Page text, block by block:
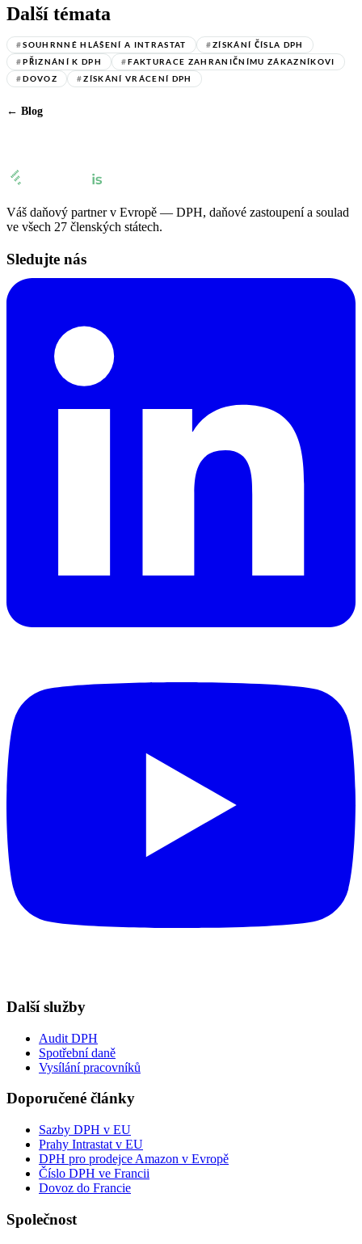
Další témata
# SOUHRNNÉ HLÁŠENÍ A INTRASTAT #ZÍSKÁNÍ ČÍSLA DPH
# PŘIZNÁNÍ K DPH # FAKTURACE ZAHRANIČNÍMU ZÁKAZNÍKOVI
# DOVOZ # ZÍSKÁNÍ VRÁCENÍ DPH
← Blog
Váš daňový partner v Evropě — DPH, daňové zastoupení a soulad
ve všech 27 členských státech.
Sledujte nás
Další služby
Audit DPH
Spotřební daně
Vysílání pracovníků
Doporučené články
Sazby DPH v EU
Prahy Intrastat v EU
DPH pro prodejce Amazon v Evropě
Číslo DPH ve Francii
Dovoz do Francie
Společnost